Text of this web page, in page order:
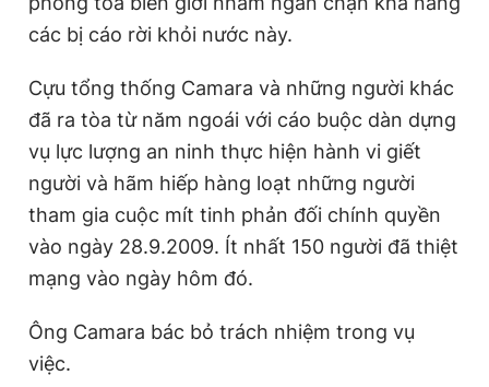
các bị cáo rời khỏi nước này.
Cựu tổng thống Camara và những người khác
đã ra tòa từ năm ngoái với cáo buộc dàn dựng
vụ lực lượng an ninh thực hiện hành vi giết
người và hãm hiếp hàng loạt những người
tham gia cuộc mít tinh phản đối chính quyền
vào ngày 28.9.2009. Ít nhất 150 người đã thiệt
mạng vào ngày hôm đó.
Ông Camara bác bỏ trách nhiệm trong vụ
việc.